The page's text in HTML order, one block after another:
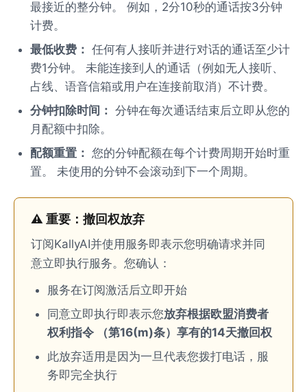
最接近的整分钟。 例如，2分10秒的通话按3分钟
计费。
最低收费： 任何有人接听并进行对话的通话至少计
费1分钟。 未能连接到人的通话（例如无人接听、
占线、语音信箱或用户在连接前取消）不计费。
分钟扣除时间： 分钟在每次通话结束后立即从您的
月配额中扣除。
配额重置： 您的分钟配额在每个计费周期开始时重
置。 未使用的分钟不会滚动到下一个周期。
⚠️ 重要：撤回权放弃
订阅KallyAI并使用服务即表示您明确请求并同
意立即执行服务。您确认：
服务在订阅激活后立即开始
同意立即执行即表示您放弃根据欧盟消费者
权利指令 （第16(m)条）享有的14天撤回权
此放弃适用是因为一旦代表您拨打电话，服
务即完全执行